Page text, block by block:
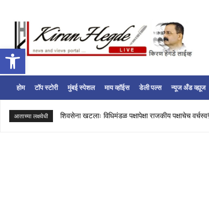
Open toolbar
होम टॉप स्टोरी मुंबई स्पेशल माय व्हॉईस डेली पल्स न्यूज अँड व्ह्यूज
आताच्या लक्षवेधी शिवसेना खटलाः विधिमंडळ पक्षापेक्षा राजकीय पक्षाचेच वर्चस्व!